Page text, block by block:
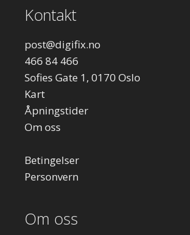
Kontakt
post@digifix.no
466 84 466
Sofies Gate 1, 0170 Oslo
Kart
Åpningstider
Om oss
Betingelser
Personvern
Om oss